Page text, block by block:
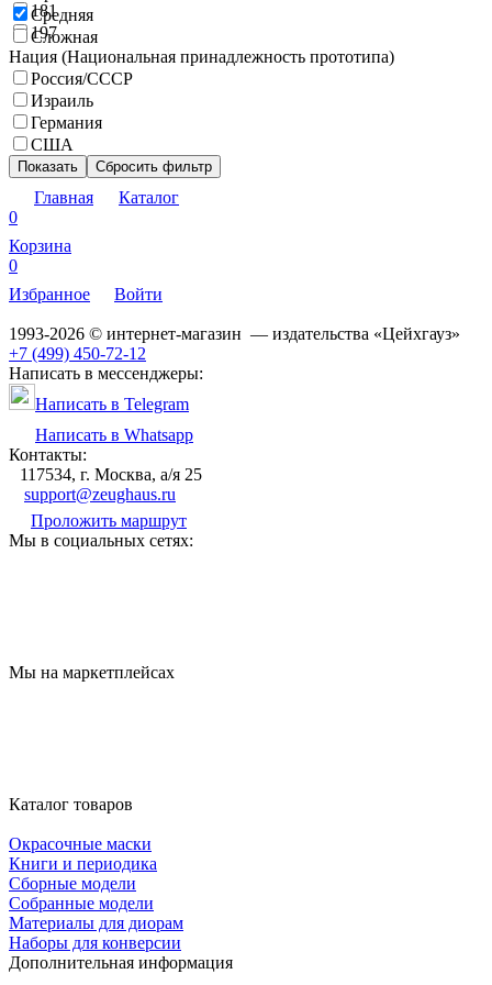
181
197
Средняя
Сложная
Нация (Национальная принадлежность прототипа)
Россия/СССР
Израиль
Германия
США
Показать Сбросить фильтр
Главная
Каталог
0
Корзина
0
Избранное
Войти
1993-2026 © интернет-магазин — издательства «Цейхгауз»
+7 (499) 450-72-12
Написать в мессенджеры:
Написать в Telegram
Написать в Whatsapp
Контакты:
117534, г. Москва, а/я 25
support@zeughaus.ru
Проложить маршрут
Мы в социальных сетях:
Мы на маркетплейсах
Каталог товаров
Окрасочные маски
Книги и периодика
Сборные модели
Собранные модели
Материалы для диорам
Наборы для конверсии
Дополнительная информация